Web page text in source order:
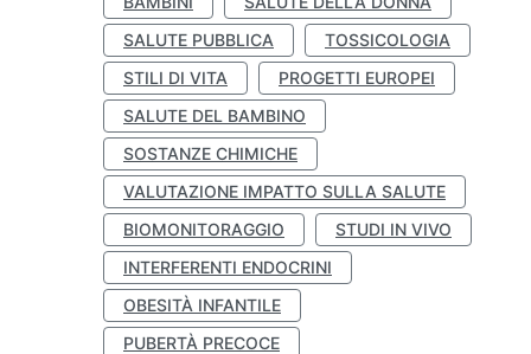
SALUTE PUBBLICA
TOSSICOLOGIA
STILI DI VITA
PROGETTI EUROPEI
SALUTE DEL BAMBINO
SOSTANZE CHIMICHE
VALUTAZIONE IMPATTO SULLA SALUTE
BIOMONITORAGGIO
STUDI IN VIVO
INTERFERENTI ENDOCRINI
OBESITÀ INFANTILE
PUBERTÀ PRECOCE